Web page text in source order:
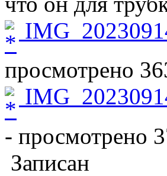
просмотрено
- просмотрено
Записан